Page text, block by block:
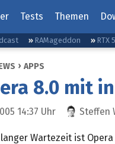
Tests Themen
RAMageddon RTX
APPS
8.0 mit
14:37 Uhr Steffen
Wartezeit ist